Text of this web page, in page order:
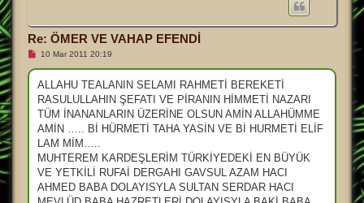
Re: ÖMER VE VAHAP EFENDİ
O
n
a
m
ş
m
s
a
10 Mar 2011 20:19
ALLAHU TEALANIN SELAMI RAHMETİ BEREKETİ
RASULULLAHIN ŞEFATI VE PİRANIN HİMMETİ NAZARI
TÜM İNANANLARIN ÜZERİNE OLSUN AMİN ALLAHÜMME
AMİN ….. Bİ HÜRMETİ TAHA YASİN VE Bİ HURMETİ ELİF
LAM MİM…..
MUHTEREM KARDEŞLERİM TÜRKİYEDEKİ EN BÜYÜK
VE YETKİLİ RUFAİ DERGAHI GAVSUL AZAM HACI
AHMED BABA DOLAYISYLA SULTAN SERDAR HACI